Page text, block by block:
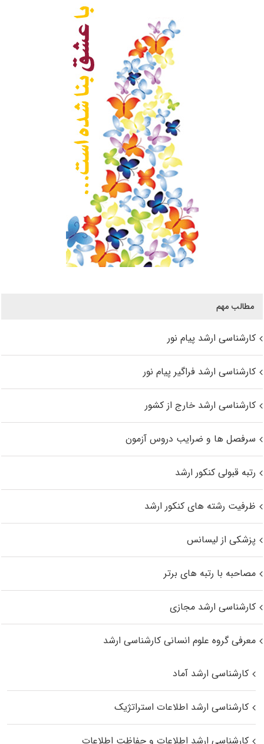
مطالب مهم
کارشناسی ارشد پیام نور
کارشناسی ارشد فراگیر پیام نور
کارشناسی ارشد خارج از کشور
سرفصل ها و ضرایب دروس آزمون
رتبه قبولی کنکور ارشد
ظرفیت رشته های کنکور ارشد
پزشکی از لیسانس
مصاحبه با رتبه های برتر
کارشناسی ارشد مجازی
معرفی گروه علوم انسانی کارشناسی ارشد
کارشناسی ارشد آماد
کارشناسی ارشد اطلاعات استراتژیک
کارشناسی ارشد اطلاعات و حفاظت اطلاعات